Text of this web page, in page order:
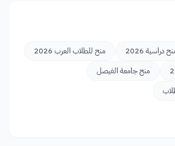
دراسية 2026
منح للطلاب العرب 2026
منح جامعة الفيصل